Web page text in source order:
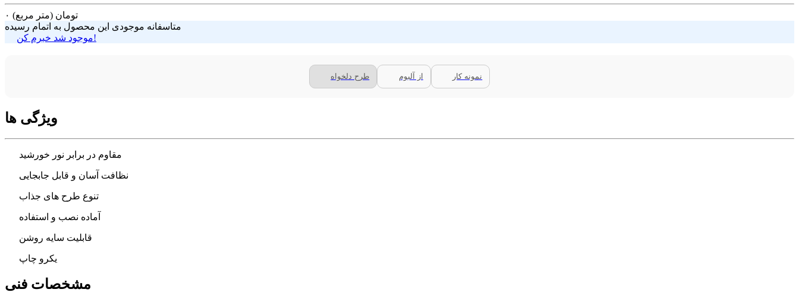
۰ تومان (متر مربع)
متاسفانه موجودی این محصول به اتمام رسیده
موجود شد خبرم کن!
طرح دلخواه از آلبوم نمونه کار
ویژگی ها
مقاوم در برابر نور خورشید
نظافت آسان و قابل جابجایی
تنوع طرح های جذاب
آماده نصب و استفاده
قابلیت سایه روشن
یکرو چاپ
مشخصات فنی